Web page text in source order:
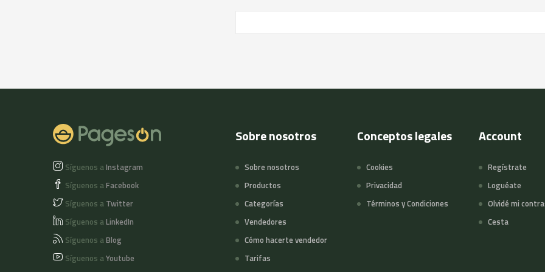
Síguenos aInstagram
Síguenos aFacebook
Síguenos a Twitter
Síguenos aLinkedIn
Síguenos aBlog
Síguenos aYoutube
Sobre nosotros
Sobre nosotros
Productos
Categorías
Vendedores
Cómo hacerte vendedor
Tarifas
Conceptos legales
Cookies
Privacidad
Términos y Condiciones
Account
Regístrate
Loguéate
Olvidé mi
Cesta